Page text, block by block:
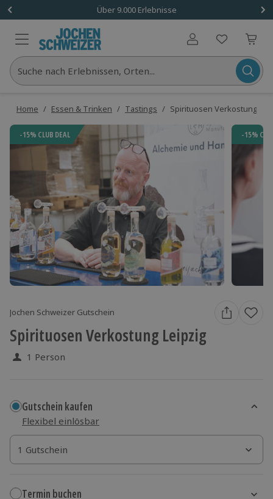
Über 9.000 Erlebnisse
Benutzerkonto
Suche nach Erlebnissen, Orten...
Home / Essen & Trinken / Tastings / Spirituosen Verkostung
-15% CLUB DEAL -15%
Jochen Schweizer Gutschein
Spirituosen Verkostung Leipzig
1 Person
Gutschein kaufen
Flexibel einlösbar
1 Gutschein
1 Gutschein
1 Gutschein
Termin buchen